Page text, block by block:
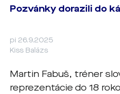
Pozvánky dorazili do
pi 26.9.2025
Kiss Balázs
Martin Fabuš, tréner
reprezentácie do 18